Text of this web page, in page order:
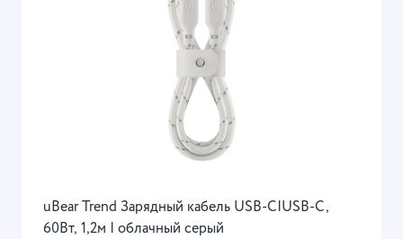
uBear Trend Зарядный кабель USB-C|USB-С,
60Вт, 1,2м | облачный серый